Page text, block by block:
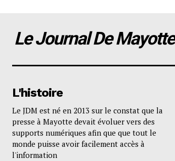
Le Journal De Mayotte
L'histoire
Le JDM est né en 2013 sur le constat que la
presse à Mayotte devait évoluer vers des
supports numériques afin que que tout le
monde puisse avoir facilement accès à
l'information